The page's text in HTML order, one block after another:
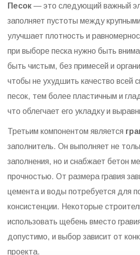
Песок — это следующий важный
заполняет пустоты между
улучшает плотность и
при выборе песка нужно быть
быть чистым, без примесей и
чтобы не ухудшить качество всей
песок, тем более пластичным и
что облегчает его укладку и
Третьим компонентом является
заполнитель. Он выполняет не
заполнения, но и снабжает бетон
прочностью. От размера гравия
цемента и воды потребуется для
консистенции. Некоторые
использовать щебень вместо
допустимо, и выбор зависит от
проекта.